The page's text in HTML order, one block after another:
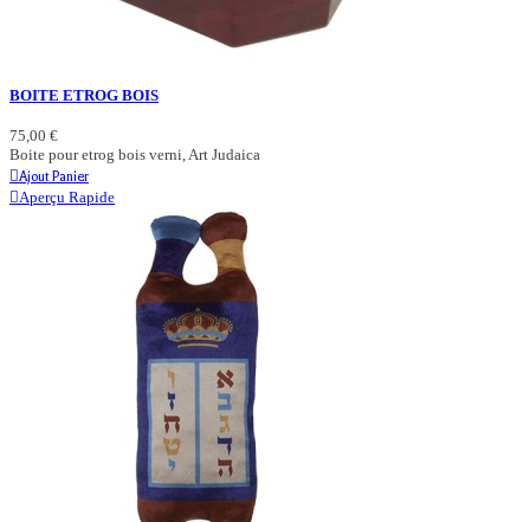
BOITE ETROG BOIS
75,00 €
Boite pour etrog bois verni, Art Judaica
Ajout Panier
Aperçu Rapide